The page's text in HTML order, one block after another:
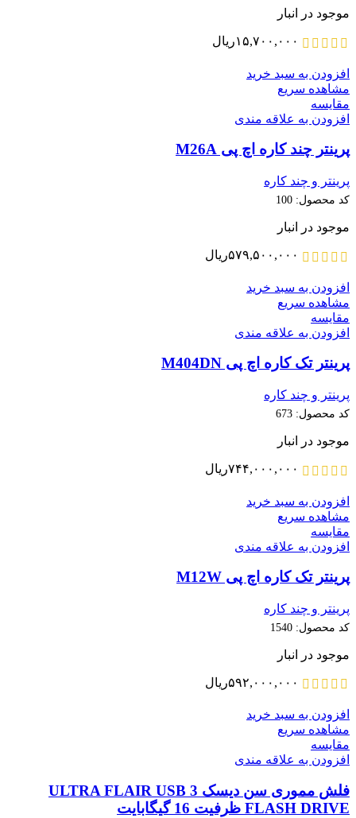
موجود در انبار
۱۵,۷۰۰,۰۰۰ریال
افزودن به سبد خرید
مشاهده سریع
مقایسه
افزودن به علاقه مندی
پرینتر چند کاره اچ پی M26A
پرینتر و چند کاره
کد محصول: 100
موجود در انبار
۵۷۹,۵۰۰,۰۰۰ریال
افزودن به سبد خرید
مشاهده سریع
مقایسه
افزودن به علاقه مندی
پرینتر تک کاره اچ پی M404DN
پرینتر و چند کاره
کد محصول: 673
موجود در انبار
۷۴۴,۰۰۰,۰۰۰ریال
افزودن به سبد خرید
مشاهده سریع
مقایسه
افزودن به علاقه مندی
پرینتر تک کاره اچ پی M12W
پرینتر و چند کاره
کد محصول: 1540
موجود در انبار
۵۹۲,۰۰۰,۰۰۰ریال
افزودن به سبد خرید
مشاهده سریع
مقایسه
افزودن به علاقه مندی
فلش مموری سن دیسک ULTRA FLAIR USB 3
FLASH DRIVE ظرفیت 16 گیگابایت